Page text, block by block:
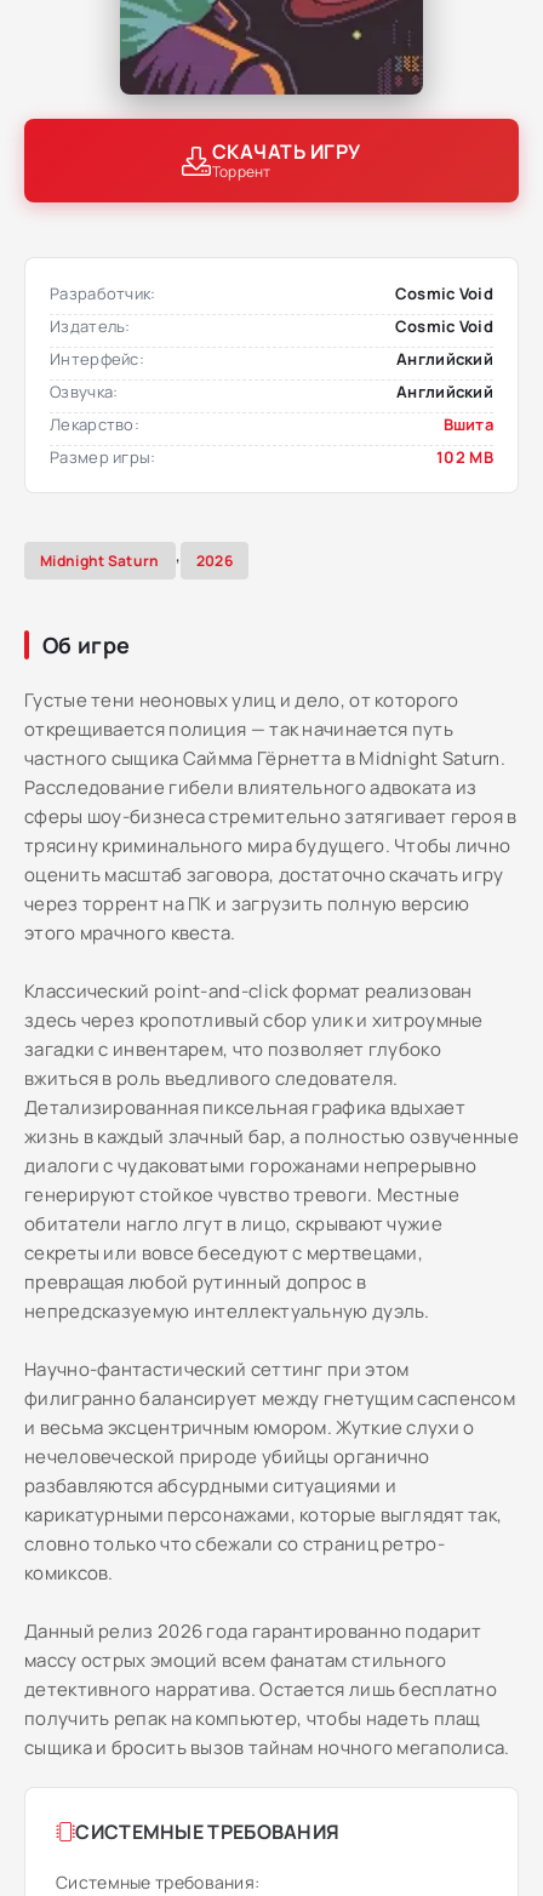
СКАЧАТЬ ИГРУ
Торрент
Разработчик:
Cosmic Void
Издатель:
Cosmic Void
Интерфейс:
Английский
Озвучка:
Английский
Лекарство:
Вшита
Размер игры:
102 MB
Midnight Saturn , 2026
Об игре
Густые тени неоновых улиц и дело, от которого
открещивается полиция — так начинается путь
частного сыщика Саймма Гёрнетта в Midnight Saturn.
Расследование гибели влиятельного адвоката из
сферы шоу-бизнеса стремительно затягивает героя в
трясину криминального мира будущего. Чтобы лично
оценить масштаб заговора, достаточно скачать игру
через торрент на ПК и загрузить полную версию
этого мрачного квеста.
Классический point-and-click формат реализован
здесь через кропотливый сбор улик и хитроумные
загадки с инвентарем, что позволяет глубоко
вжиться в роль въедливого следователя.
Детализированная пиксельная графика вдыхает
жизнь в каждый злачный бар, а полностью озвученные
диалоги с чудаковатыми горожанами непрерывно
генерируют стойкое чувство тревоги. Местные
обитатели нагло лгут в лицо, скрывают чужие
секреты или вовсе беседуют с мертвецами,
превращая любой рутинный допрос в
непредсказуемую интеллектуальную дуэль.
Научно-фантастический сеттинг при этом
филигранно балансирует между гнетущим саспенсом
и весьма эксцентричным юмором. Жуткие слухи о
нечеловеческой природе убийцы органично
разбавляются абсурдными ситуациями и
карикатурными персонажами, которые выглядят так,
словно только что сбежали со страниц ретро-
комиксов.
Данный релиз 2026 года гарантированно подарит
массу острых эмоций всем фанатам стильного
детективного нарратива. Остается лишь бесплатно
получить репак на компьютер, чтобы надеть плащ
сыщика и бросить вызов тайнам ночного мегаполиса.
СИСТЕМНЫЕ ТРЕБОВАНИЯ
Системные требования: